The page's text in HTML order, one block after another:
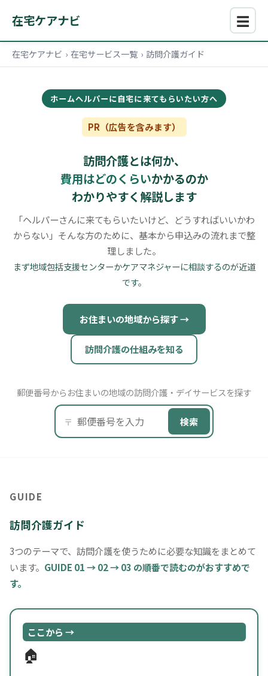
在宅ケアナビ ☰
在宅ケアナビ › 在宅サービス一覧 › 訪問介護ガイド
ホームヘルパーに自宅に来てもらいたい方へ
PR（広告を含みます）
訪問介護とは何か、
費用はどのくらいかかるのか
わかりやすく解説します
「ヘルパーさんに来てもらいたいけど、どうすればいいかわ
からない」そんな方のために、基本から申込みの流れまで整
理しました。
まず地域包括支援センターかケアマネジャーに相談するのが近道
です。
お住まいの地域から探す →
訪問介護の仕組みを知る
郵便番号からお住まいの地域の訪問介護・デイサービスを探す
〒 検索
GUIDE
訪問介護ガイド
3つのテーマで、訪問介護を使うために必要な知識をまとめて
います。 GUIDE 01 → 02 → 03 の順番で読むのがおすすめで
す。
ここから →
🏠